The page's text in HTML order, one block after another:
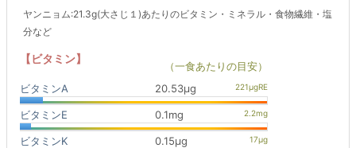
ヤンニョム:21.3g(大さじ１)あたりのビタミン・ミネラル・食物繊維・塩
分など
【ビタミン】
（一食あたりの目安）
ビタミンA
20.53μg
ビタミンE 0.1mg
ビタミンK 0.15μg